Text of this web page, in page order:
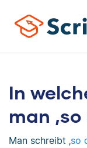
In
man
Man schreibt ‚so